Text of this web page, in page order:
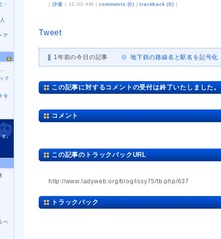
| 評価 | 12:00 AM |comments (0) |trackback (0) |
Tweet
1年前の今日の記事 地下鉄の路線名と駅名を記号化
この記事に対するコメントの受付は終了いたしました。
コメント
この記事のトラックバックURL
http://www.ladyweb.org/blog/issy75/tb.php/637
トラックバック
・
ア
ク
を
。
べ